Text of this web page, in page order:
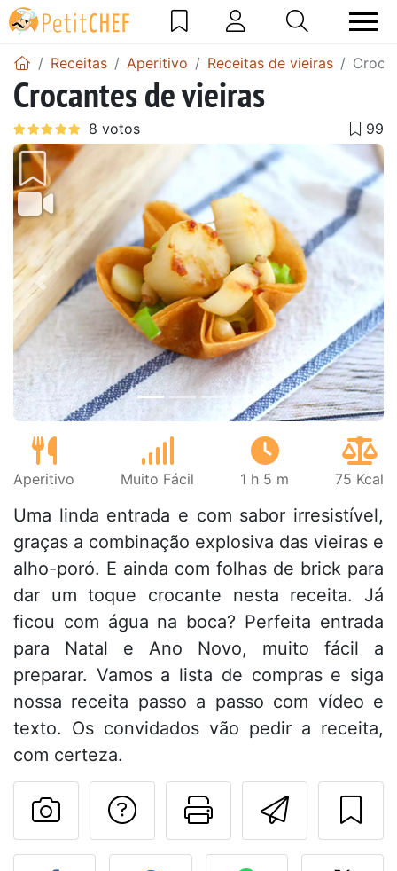
Receitas Aperitivo Receitas de vieiras
Crocantes de vieiras
Anterior Next
Aperitivo Muito Fácil 1 h 5 m 75 Kcal
Uma linda entrada e com sabor irresistível,
graças a combinação explosiva das vieiras e
alho-poró. E ainda com folhas de brick para
dar um toque crocante nesta receita. Já
ficou com água na boca? Perfeita entrada
para Natal e Ano Novo, muito fácil a
preparar. Vamos a lista de compras e siga
nossa receita passo a passo com vídeo e
texto. Os convidados vão pedir a receita,
com certeza.
Imprima
Falar com o autor
Fez esta receita?